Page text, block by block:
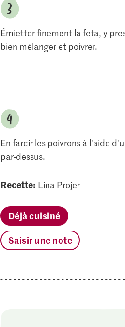
1.55
vin blanc
195
Émietter finement la feta, y
bien mélanger et poivrer.
En farcir les poivrons à l'aide
par-dessus.
Recette: Lina Projer
Déjà cuisiné
Saisir une note